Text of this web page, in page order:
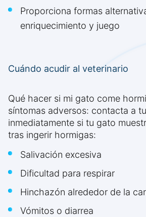
Proporciona formas
enriquecimiento y juego
Cuándo acudir al veterinario
Qué hacer si mi gato come
síntomas adversos: contacta a
inmediatamente si tu gato
tras ingerir hormigas:
Salivación excesiva
Dificultad para respirar
Hinchazón alrededor de la
Vómitos o diarrea